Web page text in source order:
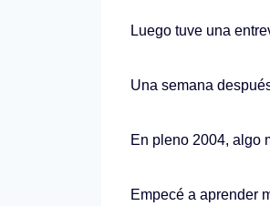
Luego tuve una
Una semana
En pleno 2004, algo
Empecé a aprender